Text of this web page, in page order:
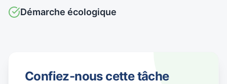
Démarche écologique
Confiez-nous cette tâche